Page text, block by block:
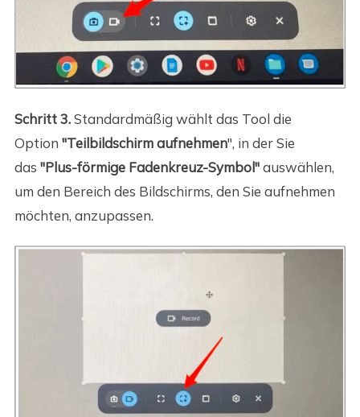
Schritt 3.Standardmäßig wählt das Tool die
Option "Teilbildschirm aufnehmen", in der Sie
das "Plus-förmige Fadenkreuz-Symbol"auswählen,
um den Bereich des Bildschirms, den Sie aufnehmen
möchten, anzupassen.